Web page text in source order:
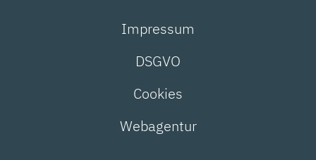
Impressum
DSGVO
Cookies
Webagentur